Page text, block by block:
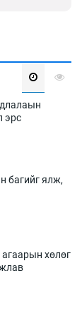
эрс
багийг ялж,
агаарын хөлөг